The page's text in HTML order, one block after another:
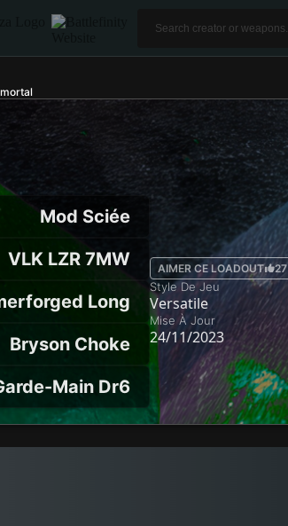
Mod Sciée
VLK LZR 7MW
Long
Bryson Choke
Main Dr6
AIMER CE LOADOUT 27
Style De Jeu
Versatile
Mise À Jour
24/11/2023